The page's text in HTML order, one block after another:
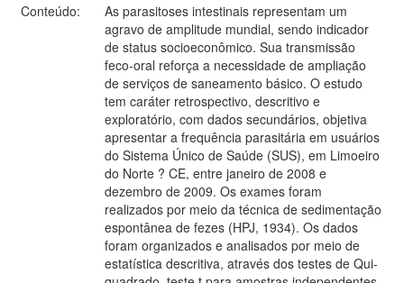
Conteúdo:
As parasitoses intestinais representam um
agravo de amplitude mundial, sendo indicador
de status socioeconômico. Sua transmissão
feco-oral reforça a necessidade de ampliação
de serviços de saneamento básico. O estudo
tem caráter retrospectivo, descritivo e
exploratório, com dados secundários, objetiva
apresentar a frequência parasitária em usuários
do Sistema Único de Saúde (SUS), em Limoeiro
do Norte ? CE, entre janeiro de 2008 e
dezembro de 2009. Os exames foram
realizados por meio da técnica de sedimentação
espontânea de fezes (HPJ, 1934). Os dados
foram organizados e analisados por meio de
estatística descritiva, através dos testes de Qui-